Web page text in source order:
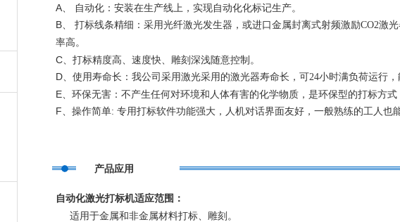
A、
自动化：安装在生产线上，实现自动化化标记生产。
B、 打标线条精细：采用光纤激光发生器，或进口金属封离式射频激励CO2激
率高。
C、 打标精度高、速度快、雕刻深浅随意控制。
D、 使用寿命长：我公司采用激光采用的激光器寿命长 ，可24小时满负荷运行
E、 环保无害：不产生任何对环境和人体有害的化学物质，是环保型的打标方式
F、 操作简单: 专用打标软件功能强大，人机对话界面友好，一般熟练的工人也
产品应用
自动化激光打标机适应范围：
适用于金属和非金属材料打标、雕刻。